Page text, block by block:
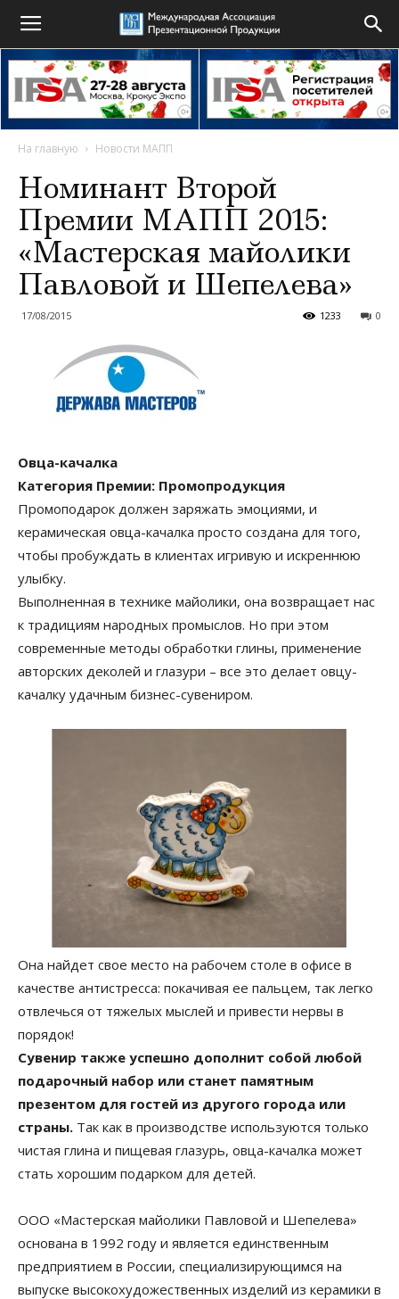
На главную Новости МАПП
Номинант Второй
Премии МАПП 2015:
«Мастерская майолики
Павловой и Шепелева»
17/08/2015 0
1233
Овца-качалка
Категория Премии: Промопродукция
Промоподарок должен заряжать эмоциями, и
керамическая овца-качалка просто создана для того,
чтобы пробуждать в клиентах игривую и искреннюю
улыбку.
Выполненная в технике майолики, она возвращает нас
к традициям народных промыслов. Но при этом
современные методы обработки глины, применение
авторских деколей и глазури – все это делает овцу-
качалку удачным бизнес-сувениром.
Она найдет свое место на рабочем столе в офисе в
качестве антистресса: покачивая ее пальцем, так легко
отвлечься от тяжелых мыслей и привести нервы в
порядок!
Сувенир также успешно дополнит собой любой
подарочный набор или станет памятным
презентом для гостей из другого города или
страны. Так как в производстве используются только
чистая глина и пищевая глазурь, овца-качалка может
стать хорошим подарком для детей.
ООО «Мастерская майолики Павловой и Шепелева»
основана в 1992 году и является единственным
предприятием в России, специализирующимся на
выпуске высокохудожественных изделий из керамики в